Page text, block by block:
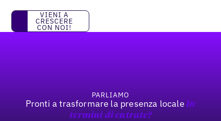
Vieni a crescere con noi!
VIENI A
CRESCERE
CON NOI!
PARLIAMO
Pronti a trasformare la presenza locale In
termini di entrate?